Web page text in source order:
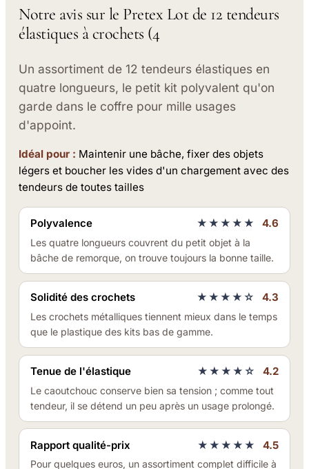
Notre avis sur le Pretex Lot de 12 tendeurs
élastiques à crochets (4
Un assortiment de 12 tendeurs élastiques en
quatre longueurs, le petit kit polyvalent qu'on
garde dans le coffre pour mille usages
d'appoint.
Idéal pour : Maintenir une bâche, fixer des objets
légers et boucher les vides d'un chargement avec des
tendeurs de toutes tailles
Polyvalence ★★★★★ 4.6
Les quatre longueurs couvrent du petit objet à la
bâche de remorque, on trouve toujours la bonne taille.
Solidité des crochets ★★★★☆ 4.3
Les crochets métalliques tiennent mieux dans le temps
que le plastique des kits bas de gamme.
Tenue de l'élastique ★★★★☆ 4.2
Le caoutchouc conserve bien sa tension ; comme tout
tendeur, il se détend un peu après un usage prolongé.
Rapport qualité-prix ★★★★★ 4.5
Pour quelques euros, un assortiment complet difficile à